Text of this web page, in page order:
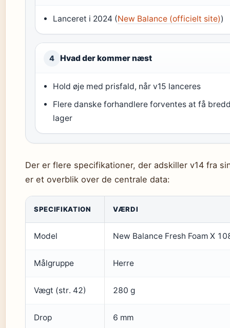
Lanceret i 2024 (New Balance (officielt site))
4 Hvad der kommer næst
Hold øje med prisfald, når v15 lanceres
Flere danske forhandlere forventes at få
lager
Der er flere specifikationer, der adskiller v14 fra
er et overblik over de centrale data:
SPECIFIKATION VÆRDI
Model New Balance Fresh Foam X
Målgruppe Herre
Vægt (str. 42) 280 g
Drop 6 mm